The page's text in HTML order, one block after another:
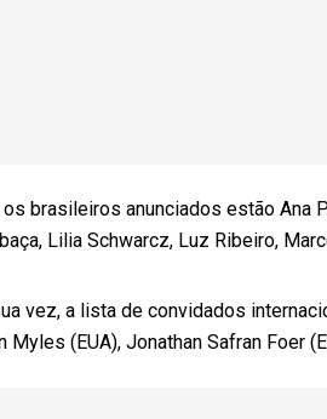
os brasileiros anunciados estão Ana
Lilia Schwarcz, Luz Ribeiro,
vez, a lista de convidados
Myles (EUA), Jonathan Safran Foer